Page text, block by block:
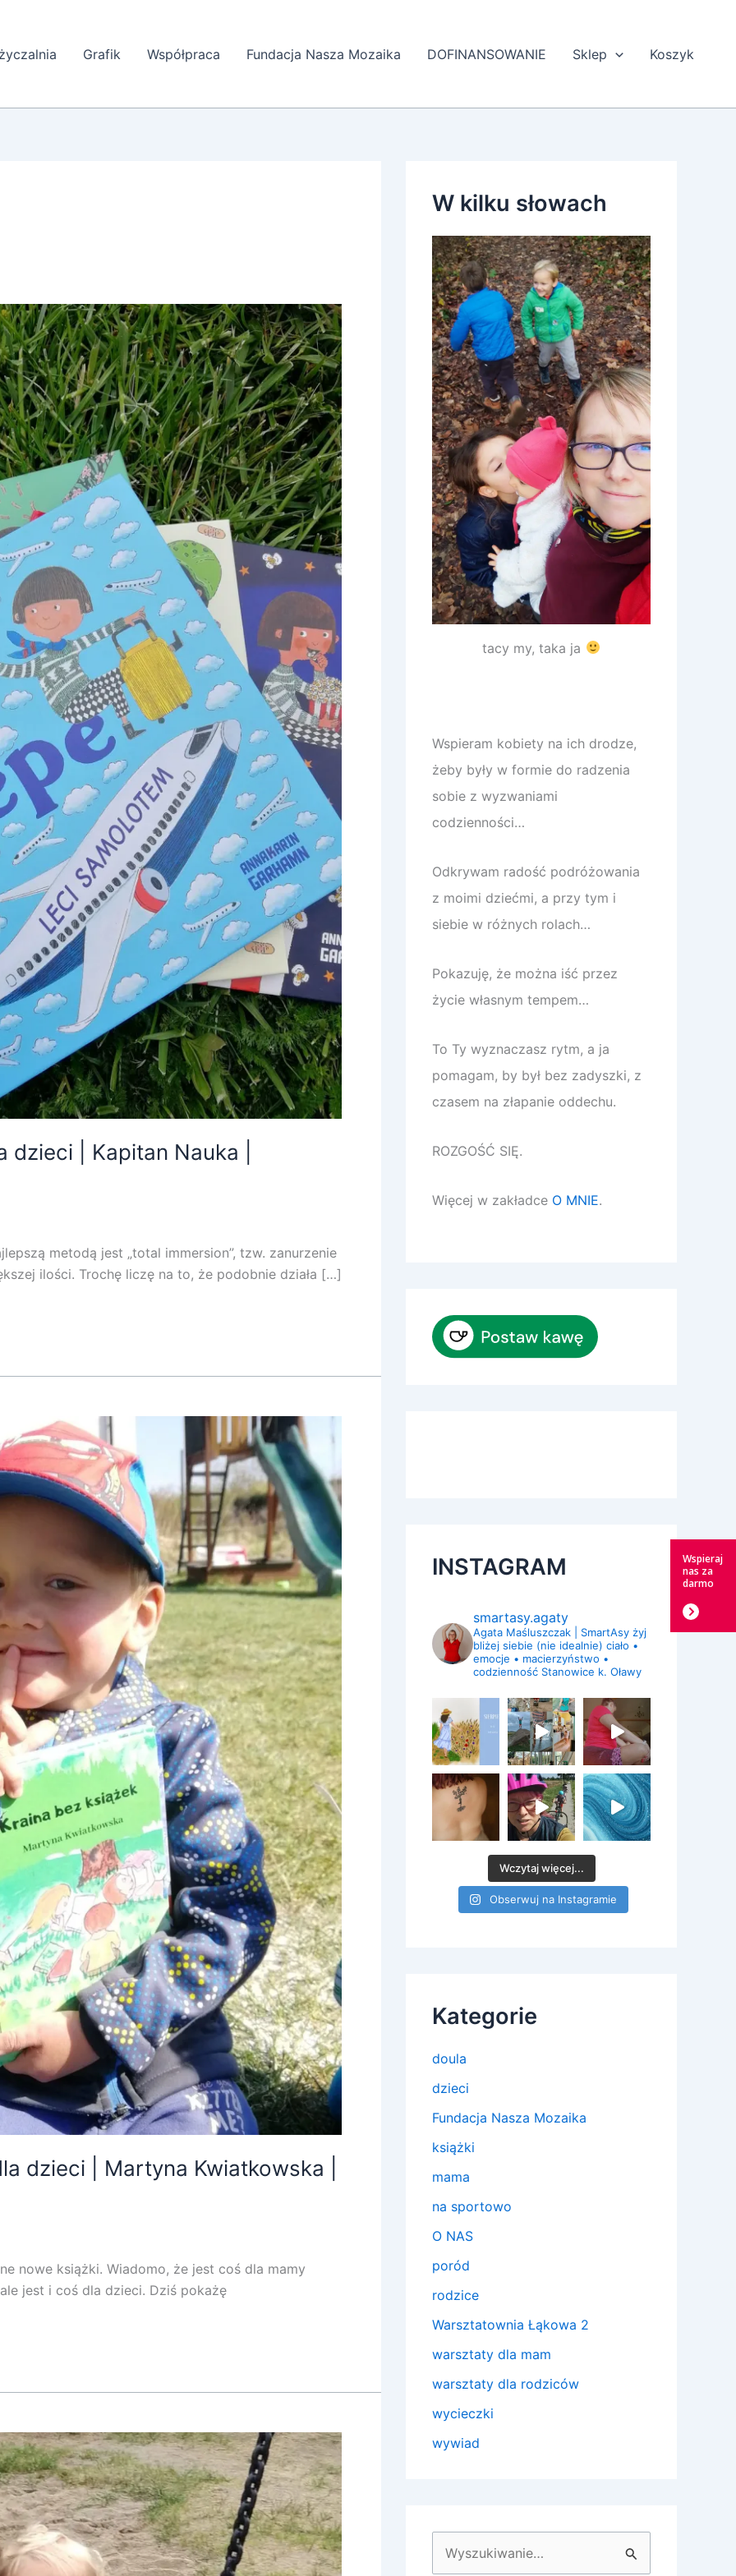
Grafik Współpraca Fundacja Nasza Mozaika DOFINANSOWANIE Sklep Koszyk
| Kapitan Nauka |
metodą jest „total immersion”, tzw. zanurzenie
ilości. Trochę liczę na to, że podobnie działa […]
dzieci | Martyna Kwiatkowska |
nowe książki. Wiadomo, że jest coś dla mamy
jest i coś dla dzieci. Dziś pokażę
W kilku słowach
tacy my, taka ja
Wspieram kobiety na ich drodze,
żeby były w formie do radzenia
sobie z wyzwaniami
codzienności…
Odkrywam radość podróżowania
z moimi dziećmi, a przy tym i
siebie w różnych rolach…
Pokazuję, że można iść przez
życie własnym tempem…
To Ty wyznaczasz rytm, a ja
pomagam, by był bez zadyszki, z
czasem na złapanie oddechu.
ROZGOŚĆ SIĘ.
Więcej w zakładce O MNIE.
INSTAGRAM
smartasy.agaty
Agata Maśluszczak | SmartAsy żyj
bliżej siebie (nie idealnie) ciało •
emocje • macierzyństwo •
codzienność Stanowice k. Oławy
Wczytaj więcej...
Obserwuj na Instagramie
Kategorie
doula
dzieci
Fundacja Nasza Mozaika
książki
mama
na sportowo
O NAS
poród
rodzice
Warsztatownia Łąkowa 2
warsztaty dla mam
warsztaty dla rodziców
wycieczki
wywiad
Wspieraj
nas za
darmo